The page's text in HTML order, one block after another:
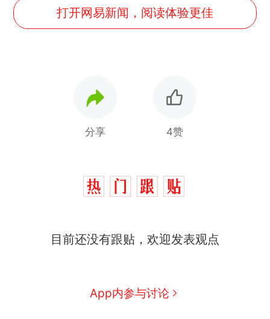
打开网易新闻，阅读体验更佳
分享 4赞
目前还没有跟贴，欢迎发表观点
App内参与讨论
人生
新 费大厨“全国小炒肉大王”称
号，仅凭视频评出？中国烹饪